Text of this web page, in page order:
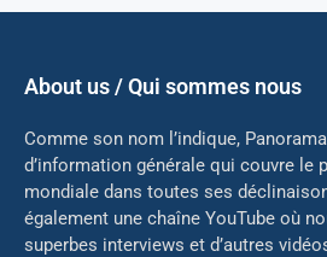
About us / Qui sommes nous
Comme son nom l’indique,
d’information générale qui couvre le
mondiale dans toutes ses
également une chaîne YouTube où
superbes interviews et d’autres